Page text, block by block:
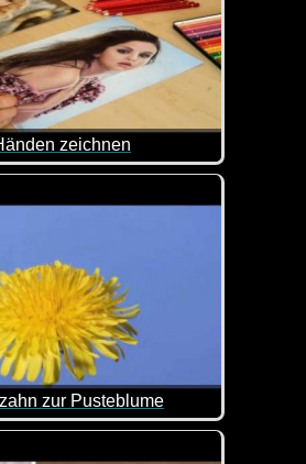
zeichnen
super Künstlerin. Sie zeichnet mit
zur Pusteblume
Zeitraffer-Video, in welchem du